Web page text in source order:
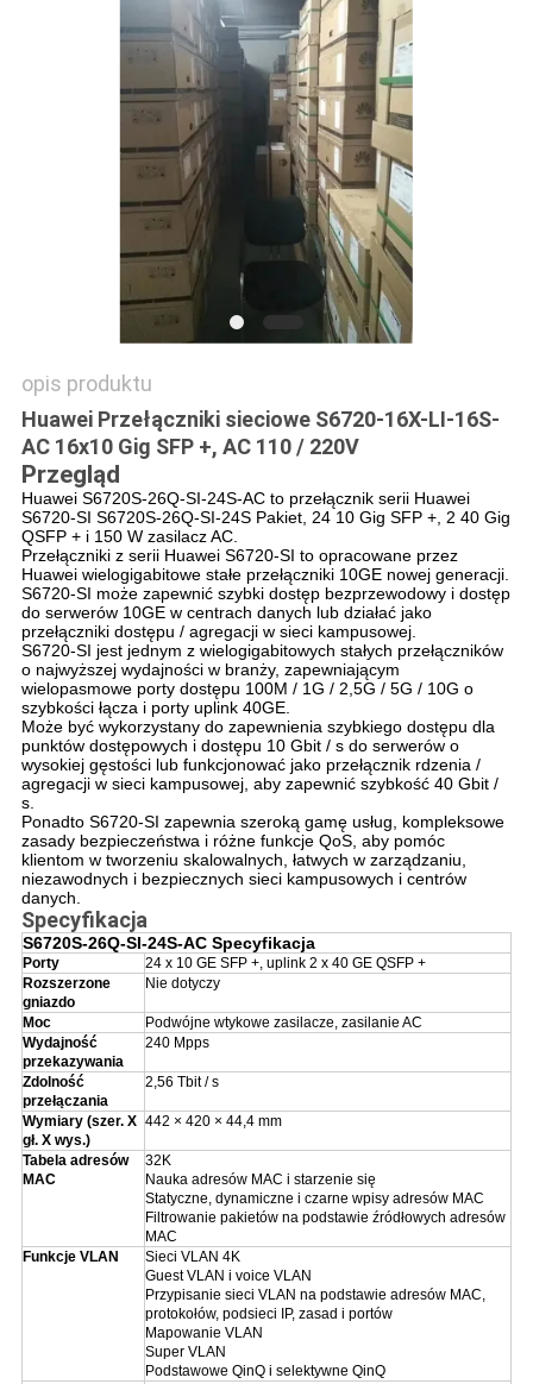
SITEMAP
POLITYKA
PRYWATNOŚCI
opis produktu
Huawei Przełączniki sieciowe S6720-16X-LI-16S-
AC 16x10 Gig SFP +, AC 110 / 220V
Przegląd
Huawei S6720S-26Q-SI-24S-AC to przełącznik serii Huawei
S6720-SI S6720S-26Q-SI-24S Pakiet, 24 10 Gig SFP +, 2 40 Gig
QSFP + i 150 W zasilacz AC.
Przełączniki z serii Huawei S6720-SI to opracowane przez
Huawei wielogigabitowe stałe przełączniki 10GE nowej generacji.
S6720-SI może zapewnić szybki dostęp bezprzewodowy i dostęp
do serwerów 10GE w centrach danych lub działać jako
przełączniki dostępu / agregacji w sieci kampusowej.
S6720-SI jest jednym z wielogigabitowych stałych przełączników
o najwyższej wydajności w branży, zapewniającym
wielopasmowe porty dostępu 100M / 1G / 2,5G / 5G / 10G o
szybkości łącza i porty uplink 40GE.
Może być wykorzystany do zapewnienia szybkiego dostępu dla
punktów dostępowych i dostępu 10 Gbit / s do serwerów o
wysokiej gęstości lub funkcjonować jako przełącznik rdzenia /
agregacji w sieci kampusowej, aby zapewnić szybkość 40 Gbit /
s.
Ponadto S6720-SI zapewnia szeroką gamę usług, kompleksowe
zasady bezpieczeństwa i różne funkcje QoS, aby pomóc
klientom w tworzeniu skalowalnych, łatwych w zarządzaniu,
niezawodnych i bezpiecznych sieci kampusowych i centrów
danych.
Specyfikacja
S6720S-26Q-SI-24S-AC Specyfikacja
Porty
24 x 10 GE SFP +, uplink 2 x 40 GE QSFP +
Rozszerzone
gniazdo
Nie dotyczy
Moc
Podwójne wtykowe zasilacze, zasilanie AC
Wydajność
przekazywania
240 Mpps
Zdolność
przełączania
2,56 Tbit / s
Wymiary (szer. X
gł. X wys.)
442 × 420 × 44,4 mm
Tabela adresów
MAC
32K
Nauka adresów MAC i starzenie się
Statyczne, dynamiczne i czarne wpisy adresów MAC
Filtrowanie pakietów na podstawie źródłowych adresów
MAC
Funkcje VLAN
Sieci VLAN 4K
Guest VLAN i voice VLAN
Przypisanie sieci VLAN na podstawie adresów MAC,
protokołów, podsieci IP, zasad i portów
Mapowanie VLAN
Super VLAN
Podstawowe QinQ i selektywne QinQ